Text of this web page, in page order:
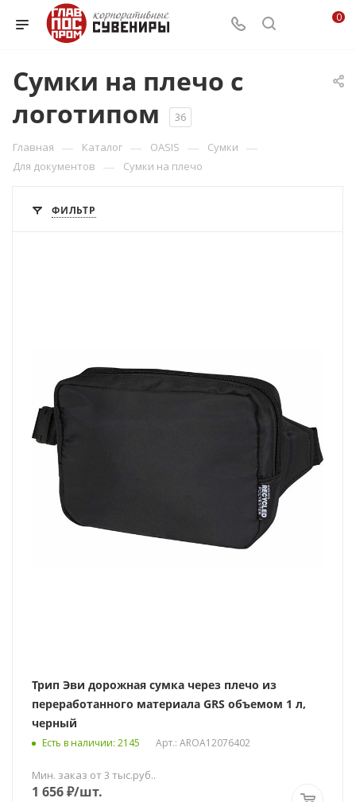
0
Сумки на плечо с
логотипом
36
Главная — Каталог — OASIS — Сумки —
Для документов — Сумки на плечо
ФИЛЬТР
Трип Эви дорожная сумка через плечо из
переработанного материала GRS объемом 1 л,
черный
Есть в наличии: 2145 Арт.: AROA12076402
Мин. заказ от 3 тыс.руб..
1 656₽/шт.